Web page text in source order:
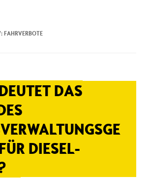
FAHRVERBOTE
DAS
DIESEL-